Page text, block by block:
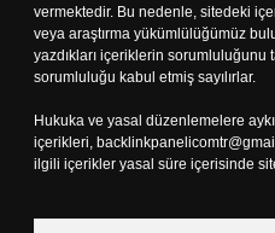
vermektedir. Bu nedenle, sitedeki
veya araştırma yükümlülüğümüz
yazdıkları içeriklerin sorumluluğunu
sorumluluğu kabul etmiş sayılırlar.
Hukuka ve yasal düzenlemelere
içerikleri,
ilgili içerikler yasal süre içerisinde